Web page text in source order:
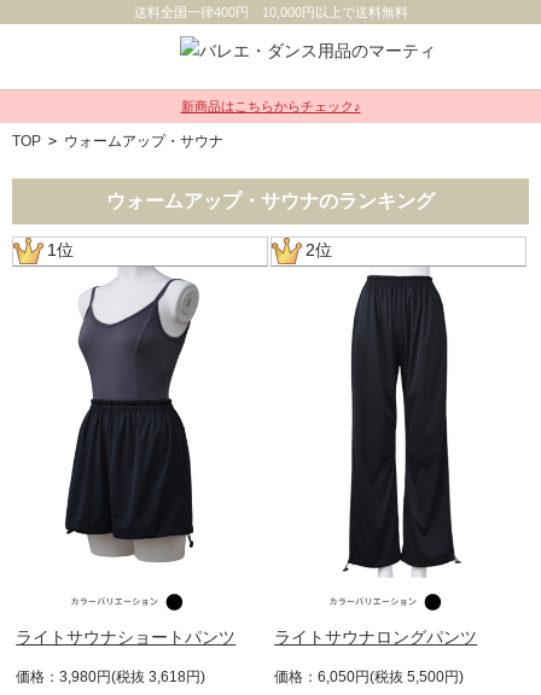
送料全国一律400円 10,000円以上で送料無料
新商品はこちらからチェック♪
TOP > ウォームアップ・サウナ
ウォームアップ・サウナのランキング
1位
ライトサウナショートパンツ
価格：3,980円(税抜 3,618円)
2位
ライトサウナロングパンツ
価格：6,050円(税抜 5,500円)